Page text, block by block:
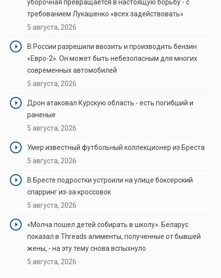
уборочная превращается в настоящую борьбу - с
требованием Лукашенко «всех задействовать»
5 августа, 2026
В России разрешили ввозить и производить бензин
«Евро-2». Он может быть небезопасным для многих
современных автомобилей
5 августа, 2026
Дрон атаковал Курскую область - есть погибший и
раненые
5 августа, 2026
Умер известный футбольный коллекционер из Бреста
5 августа, 2026
В Бресте подростки устроили на улице боксерский
спарринг из-за кроссовок
5 августа, 2026
«Молча пошел детей собирать в школу». Беларус
показал в Threads алименты, полученные от бывшей
жены, - на эту тему снова вспыхнуло
5 августа, 2026